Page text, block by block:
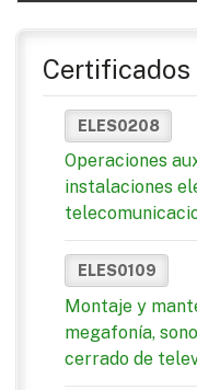
Certificados
ELES0208
Operaciones
instalaciones
ELES0109
Montaje y
megafonía,
cerrado de